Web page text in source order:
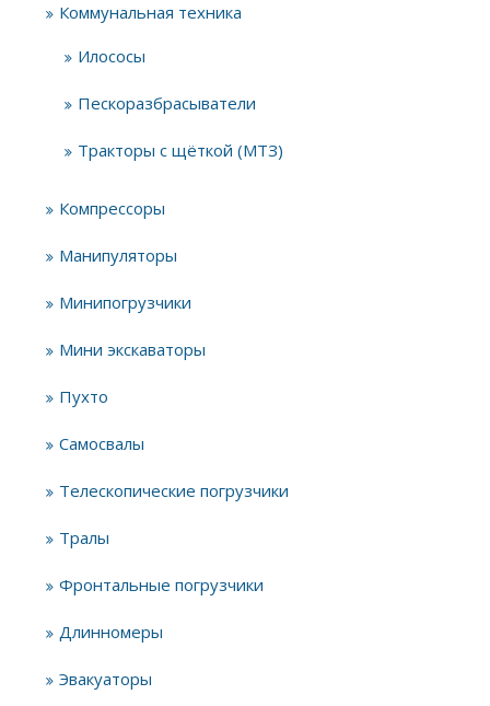
Коммунальная техника
Илососы
Пескоразбрасыватели
Тракторы с щёткой (МТЗ)
Компрессоры
Манипуляторы
Минипогрузчики
Мини экскаваторы
Пухто
Самосвалы
Телескопические погрузчики
Тралы
Фронтальные погрузчики
Длинномеры
Эвакуаторы